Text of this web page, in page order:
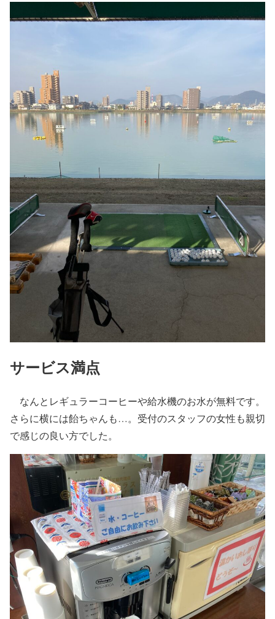
サービス満点
なんとレギュラーコーヒーや給水機のお水が無料です。
さらに横には飴ちゃんも…。受付のスタッフの女性も親切
で感じの良い方でした。